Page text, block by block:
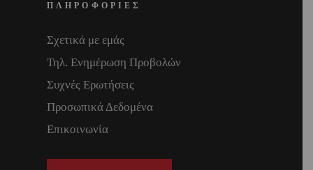
ΠΛΗΡΟΦΟΡΙΕΣ
Σχετικά με εμάς
Τηλ. Ενημέρωση Προβολών
Συχνές Ερωτήσεις
Προσωπικά Δεδομένα
Επικοινωνία